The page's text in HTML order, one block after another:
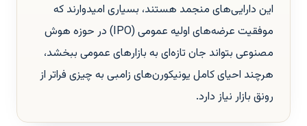
این دارایی‌های منجمد هستند، بسیاری امیدوارند که
موفقیت عرضه‌های اولیه عمومی (IPO) در حوزه هوش
مصنوعی بتواند جان تازه‌ای به بازارهای عمومی ببخشد،
هرچند احیای کامل یونیکورن‌های زامبی به چیزی فراتر از
رونق بازار نیاز دارد.